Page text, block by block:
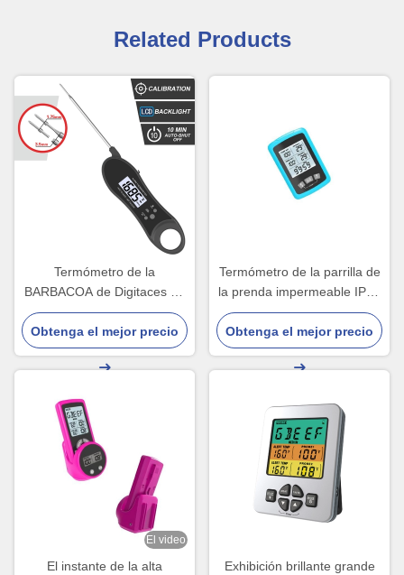
Related Products
Termómetro de la
BARBACOA de Digitaces de
la pantalla LCD que cocina
la carne con la prenda
impermeable IP65
Obtenga el mejor precio
Termómetro de la parrilla de
la prenda impermeable IP66
Digitaces con las puntas de
prueba duales SS304
Obtenga el mejor precio
El video
El instante de la alta
Exhibición brillante grande